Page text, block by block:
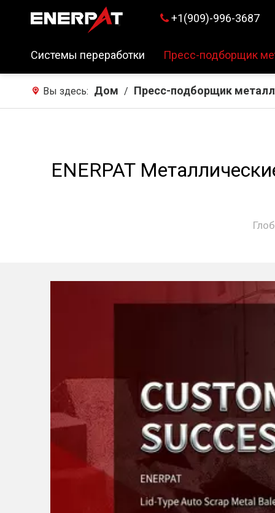
+1(909)-996-3687
Системы переработки Пресс-подборщик
Вы здесь: Дом / Пресс-подборщик
ENERPAT